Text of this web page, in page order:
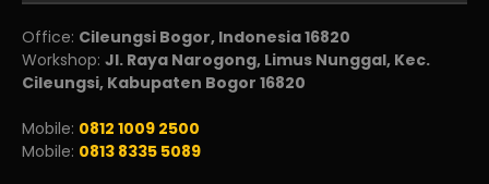
Office: Cileungsi Bogor, Indonesia 16820
Workshop: Jl. Raya Narogong, Limus Nunggal, Kec.
Cileungsi, Kabupaten Bogor 16820
Mobile: 0812 1009 2500
Mobile: 0813 8335 5089